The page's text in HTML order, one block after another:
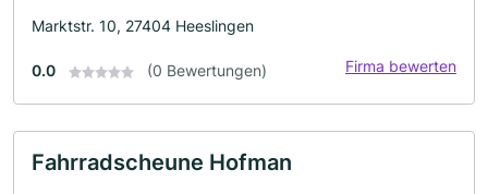
Marktstr. 10, 27404 Heeslingen
0.0 (0 Bewertungen) Firma bewerten
Fahrradscheune Hofman